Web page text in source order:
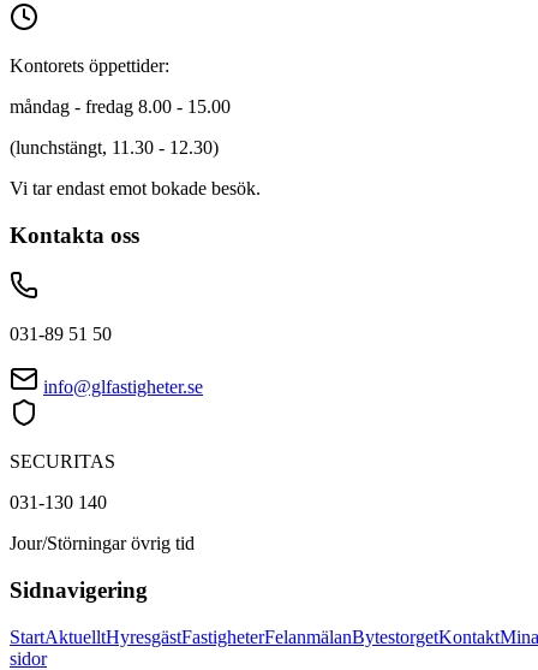
Kontorets öppettider:
måndag - fredag 8.00 - 15.00
(lunchstängt, 11.30 - 12.30)
Vi tar endast emot bokade besök.
Kontakta oss
031-89 51 50
info@glfastigheter.se
SECURITAS
031-130 140
Jour/Störningar övrig tid
Sidnavigering
StartAktuelltHyresgästFastigheterFelanmälanBytestorgetKontaktMina
sidor